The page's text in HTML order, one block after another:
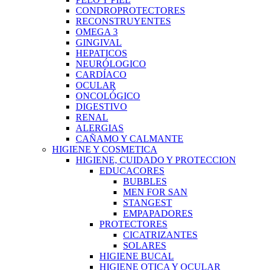
CONDROPROTECTORES
RECONSTRUYENTES
OMEGA 3
GINGIVAL
HEPATICOS
NEURÓLOGICO
CARDÍACO
OCULAR
ONCOLÓGICO
DIGESTIVO
RENAL
ALERGIAS
CAÑAMO Y CALMANTE
HIGIENE Y COSMETICA
HIGIENE, CUIDADO Y PROTECCION
EDUCACORES
BUBBLES
MEN FOR SAN
STANGEST
EMPAPADORES
PROTECTORES
CICATRIZANTES
SOLARES
HIGIENE BUCAL
HIGIENE OTICA Y OCULAR